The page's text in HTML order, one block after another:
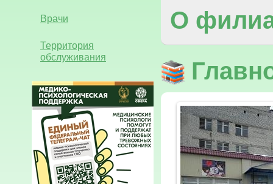
Врачи
Территория
обслуживания
О